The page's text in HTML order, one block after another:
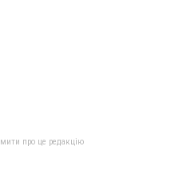
про це редакцію